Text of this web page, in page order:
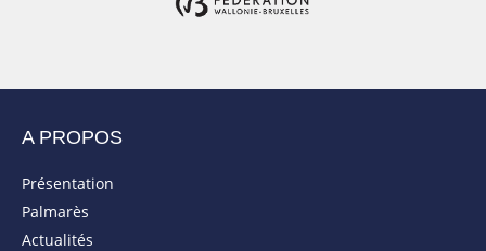
A PROPOS
Présentation
Palmarès
Actualités